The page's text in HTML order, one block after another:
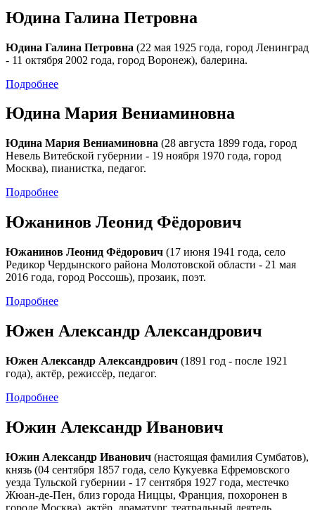
Юдина Галина Петровна
Юдина Галина Петровна (22 мая 1925 года, город Ленинград
- 11 октября 2002 года, город Воронеж), балерина.
Подробнее
Юдина Мария Вениаминовна
Юдина Мария Вениаминовна (28 августа 1899 года, город
Невель Витебской губернии - 19 ноября 1970 года, город
Москва), пианистка, педагог.
Подробнее
Южанинов Леонид Фёдорович
Южанинов Леонид Фёдорович (17 июня 1941 года, село
Редикор Чердынского района Молотовской области - 21 мая
2016 года, город Россошь), прозаик, поэт.
Подробнее
Южен Александр Александрович
Южен Александр Александрович (1891 год - после 1921
года), актёр, режиссёр, педагог.
Подробнее
Южин Александр Иванович
Южин Александр Иванович (настоящая фамилия Сумбатов),
князь (04 сентября 1857 года, село Кукуевка Ефремовского
уезда Тульской губернии - 17 сентября 1927 года, местечко
Жюан-де-Пен, близ города Ниццы, Франция, похоронен в
городе Москва), актёр, драматург, театральный деятель.